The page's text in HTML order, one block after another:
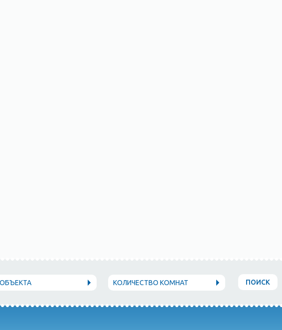
КОЛИЧЕСТВО КОМНАТ ПОИСК